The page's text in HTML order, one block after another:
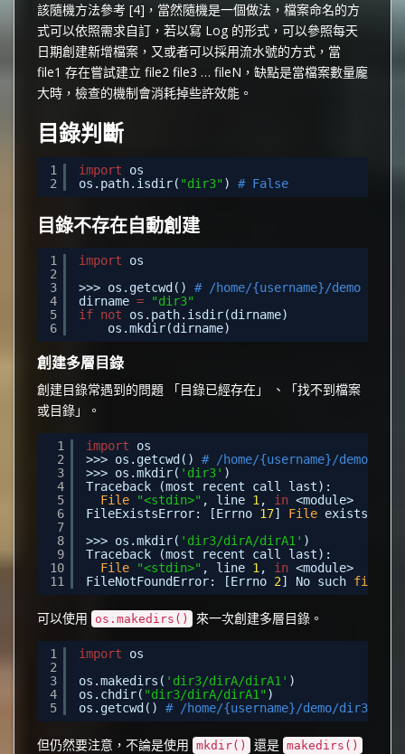
該隨機方法參考 [4]，當然隨機是一個做法，檔案命名的方
式可以依照需求自訂，若以寫 Log 的形式，可以參照每天
日期創建新增檔案，又或者可以採用流水號的方式，當
file1 存在嘗試建立 file2 file3 … fileN，缺點是當檔案數量龐
大時，檢查的機制會消耗掉些許效能。
目錄判斷
1
2
import
os
os.path.isdir( "dir3" ) # False
目錄不存在自動創建
1
2
3
4
5
6
import
os
>>> os.getcwd() # /home/{username}/demo
dirname =
"dir3"
if not
os.path.isdir(dirname)
os.mkdir(dirname)
創建多層目錄
創建目錄常遇到的問題 「目錄已經存在」 、「找不到檔案
或目錄」。
1
2
3
4
5
6
7
8
9
10
11
import
os
>>> os.getcwd() # /home/{username}/demo
>>> os.mkdir( 'dir3' )
Traceback (most recent call last):
File
"<stdin>" , line 1 , in <module>
FileExistsError: [Errno 17] File exists:
>>> os.mkdir( 'dir3/dirA/dirA1' )
Traceback (most recent call last):
File
"<stdin>" , line 1 , in <module>
FileNotFoundError: [Errno 2] No such file
可以使用 os.makedirs() 來一次創建多層目錄。
1
2
3
4
5
import
os
os.makedirs( 'dir3/dirA/dirA1' )
os.chdir( "dir3/dirA/dirA1" )
os.getcwd() # /home/{username}/demo/dir3/
但仍然要注意，不論是使用 mkdir() 還是 makedirs()